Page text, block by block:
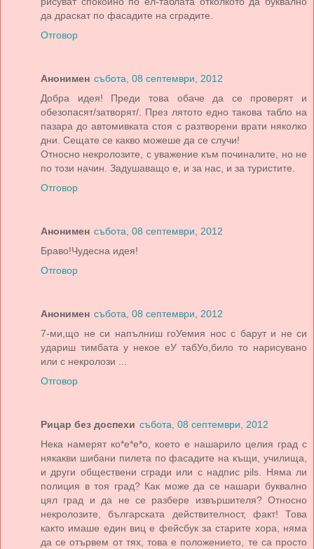
да драскат по фасадите на сградите.
Отговор
Анонимен събота, 08 септември, 2012
Добра идея! Преди това обаче да се проверят и
обезопасят/затворят/. През лятото едно такова табло на
пазара до автомивката стоя с разтворени врати няколко
дни. Сещате се какво можеше да се случи!
Относно некролозите, с уважение към починалите, но не
по този начин. Задушаващо е, и за нас, и за туристите.
Отговор
Анонимен събота, 08 септември, 2012
Браво!Чудесна идея!
Отговор
Анонимен събота, 08 септември, 2012
7-ми,що не си напълниш гоУемия нос с барут и не си
удариш тимбата у некое еУ табУо,било то нарисувано
или с некролози ...
Отговор
Рицар без доспехи събота, 08 септември, 2012
Нека намерят ко*е*е*о, което е нашарило целия град с
някакви шибани пилета по фасадите на къщи, училища,
и други обществени сгради или с надпис pils. Няма ли
полиция в тоя град? Как може да се нашари буквално
цял град и да не се разбере извършителя? Относно
некролозите, българската действителност, факт! Това
както имаше един виц е фейсбук за старите хора, няма
да се отървем от тях, това е положението, те са просто